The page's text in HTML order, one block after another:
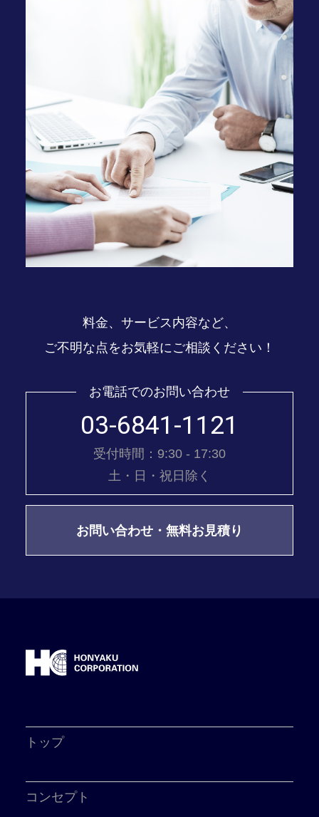
料金、サービス内容など、
ご不明な点をお気軽にご相談ください！
お電話でのお問い合わせ
03-6841-1121
受付時間：9:30 - 17:30
土・日・祝日除く
お問い合わせ・無料お見積り
トップ
コンセプト